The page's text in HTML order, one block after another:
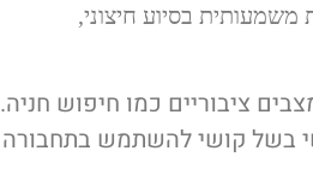
בסיוע חיצוני,
ציבוריים כמו חיפוש חניה.
בשל קושי להשתמש בתחבורה